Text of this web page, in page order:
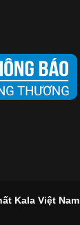
Kala Việt Nam